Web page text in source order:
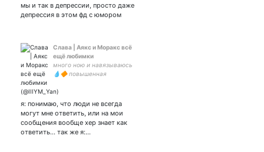
мы и так в депрессии, просто даже
депрессия в этом фд с юмором
Слава | Аякс и Моракс всё
ещё любимки
много ною и навязываюсь
💧🔶️ повышенная
заходите, если что
я: понимаю, что люди не всегда
могут мне ответить, или на мои
сообщения вообще хер знает как
ответить... так же я:…